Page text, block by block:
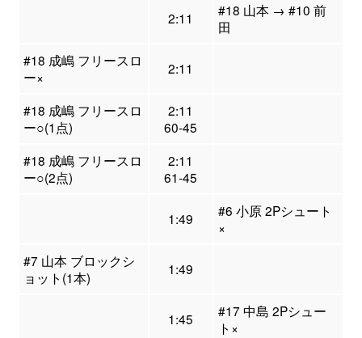
2:11
#18 山本 → #10 前
田
#18 成嶋 フリースロ
ー×
2:11
#18 成嶋 フリースロ
ー○(1点)
2:11
60-45
#18 成嶋 フリースロ
ー○(2点)
2:11
61-45
1:49
#6 小原 2Pシュート
×
#7 山本 ブロックシ
ョット(1本)
1:49
1:45
#17 中島 2Pシュー
ト×